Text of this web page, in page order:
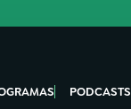
PODCASTS